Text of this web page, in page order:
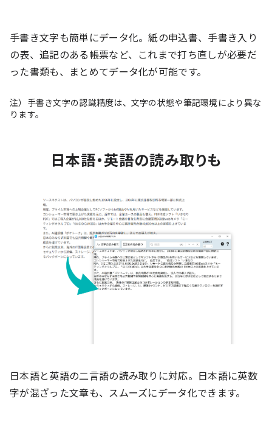
手書き文字も簡単にデータ化。紙の申込書、手書き入り
の表、追記のある帳票など、これまで打ち直しが必要だ
った書類も、まとめてデータ化が可能です。
注）手書き文字の認識精度は、文字の状態や筆記環境により異な
ります。
日本語・英語の読み取りも
日本語と英語の二言語の読み取りに対応。日本語に英数
字が混ざった文章も、スムーズにデータ化できます。